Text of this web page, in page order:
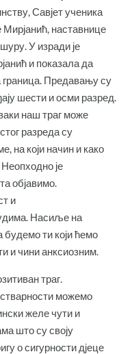
Савјет ученика
наставнице
У изради је
и показала да
Предавању су
шести и осми разред.
наш траг може
разреда су
на који начин и како
је
објавимо.
и
Насиље на
будемо ти који ћемо
и чини анксиозним.
траг.
стварности можемо
желе чути и
што су своју
о сигурности дјеце